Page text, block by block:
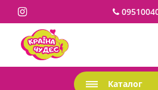
Каталог